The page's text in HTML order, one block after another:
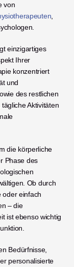
von
einzigartiges
Ihrer
konzentriert
und
des restlichen
Aktivitäten
die körperliche
Phase des
Ob durch
oder einfach
– die
ist ebenso wichtig
Bedürfnisse,
personalisierte